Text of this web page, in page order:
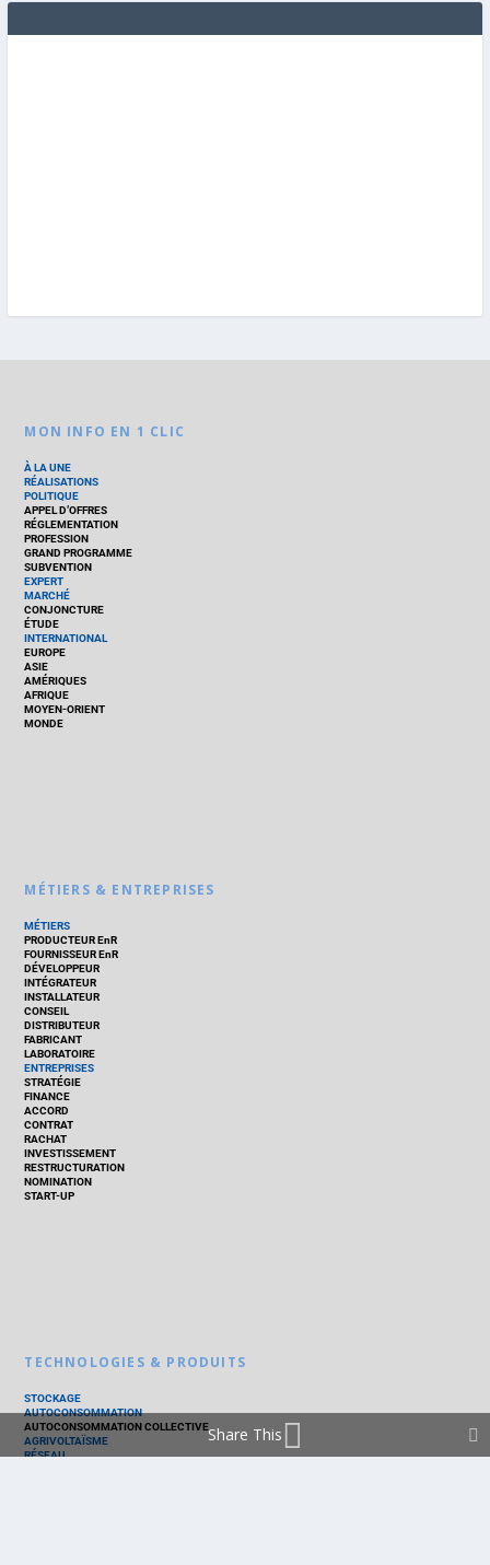
MON INFO EN 1 CLIC
À LA UNE
RÉALISATIONS
POLITIQUE
APPEL D’OFFRES
RÉGLEMENTATION
PROFESSION
GRAND PROGRAMME
SUBVENTION
EXPERT
MARCHÉ
CONJONCTURE
ÉTUDE
INTERNATIONAL
EUROPE
ASIE
AMÉRIQUES
AFRIQUE
MOYEN-ORIENT
MONDE
MÉTIERS & ENTREPRISES
MÉTIERS
PRODUCTEUR EnR
FOURNISSEUR EnR
DÉVELOPPEUR
INTÉGRATEUR
INSTALLATEUR
CONSEIL
DISTRIBUTEUR
FABRICANT
LABORATOIRE
ENTREPRISES
STRATÉGIE
FINANCE
ACCORD
CONTRAT
RACHAT
INVESTISSEMENT
RESTRUCTURATION
NOMINATION
START-UP
TECHNOLOGIES & PRODUITS
STOCKAGE
AUTOCONSOMMATION
AUTOCONSOMMATION COLLECTIVE
AGRIVOLTAÏSME
RÉSEAU
Share This